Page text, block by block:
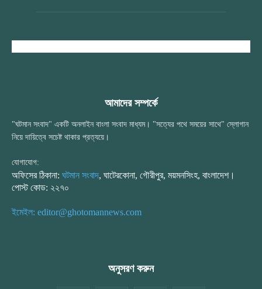
আমাদের সম্পর্কে
"ঘটমান সংবাদ" একটি অনলাইন বাংলা সংবাদ মাধ্যম। "সত্যের পথে সময়ের সাথে" স্লোগান
নিয়ে দায়িত্বে সচেষ্ট থাকার প্রত্যয়ে।
যোগাযোগ:
অফিসের ঠিকানা: ঘটমান সংবাদ, ঘাটেরকোনা, গৌরীপুর, ময়মনসিংহ, বাংলাদেশ।
পোস্ট কোড: ২২৭০
ইমেইল: editor@ghotomannews.com
অনুসরণ করুন